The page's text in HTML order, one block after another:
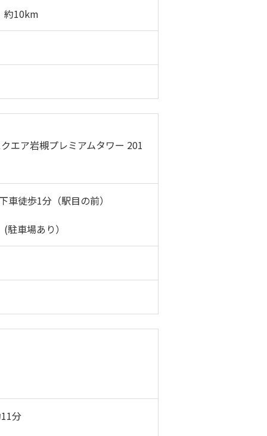
10km
エア岩槻プレミアムタワー 201
徒歩1分（駅目の前）
車場あり）
分